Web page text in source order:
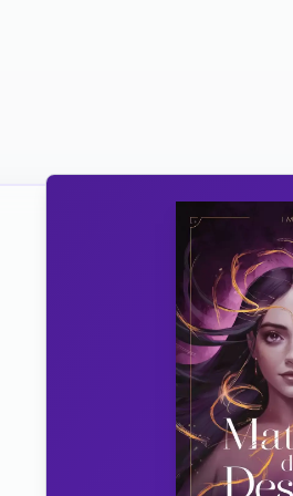
Vuoi
Ricevi la Tua Copia